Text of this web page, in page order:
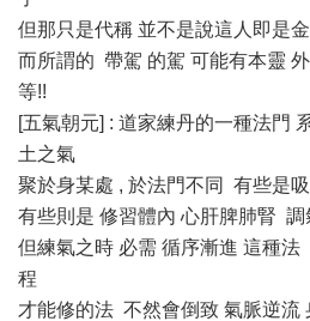
但那只是代稱 並不是說這人即是
而所謂的 帶駕 的駕 可能有本靈
等!!
[五氣朝元] : 道家練丹的一種法門
土之氣
聚於身某處 , 於法門不同 有些是
有些則是 修習體內 心肝脾肺腎 調
但練氣之時 必需 循序漸進 這種法
程
才能修的法 不然會倒致 氣脈逆流